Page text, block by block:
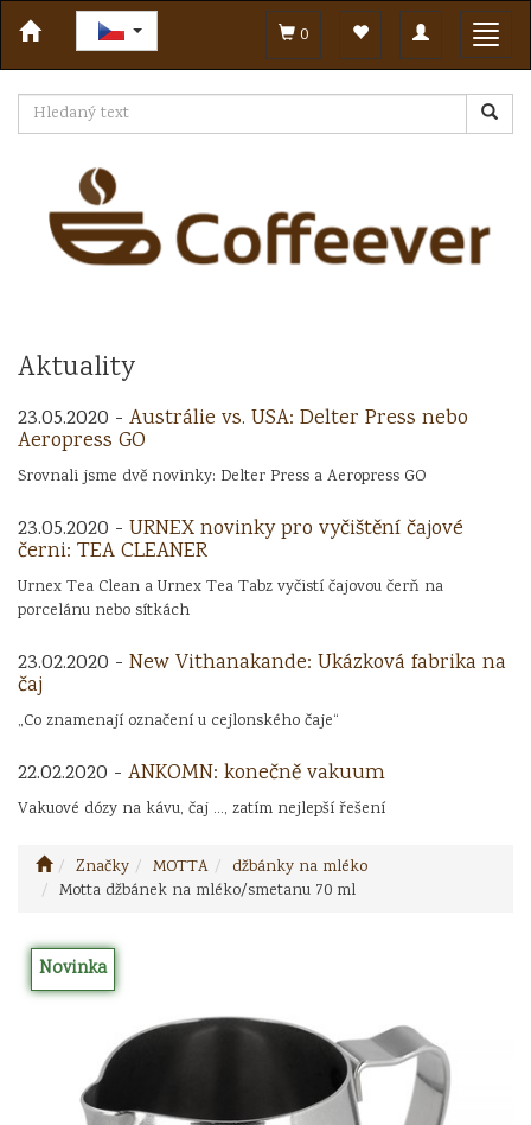
Toggle
navigation
0
Aktuality
23.05.2020 - Austrálie vs. USA: Delter Press nebo
Aeropress GO
Srovnali jsme dvě novinky: Delter Press a Aeropress GO
23.05.2020 - URNEX novinky pro vyčištění čajové
černi: TEA CLEANER
Urnex Tea Clean a Urnex Tea Tabz vyčistí čajovou čerň na
porcelánu nebo sítkách
23.02.2020 - New Vithanakande: Ukázková fabrika na
čaj
„Co znamenají označení u cejlonského čaje“
22.02.2020 - ANKOMN: konečně vakuum
Vakuové dózy na kávu, čaj ..., zatím nejlepší řešení
Značky MOTTA
džbánky na mléko
Motta džbánek na mléko/smetanu 70 ml
Novinka